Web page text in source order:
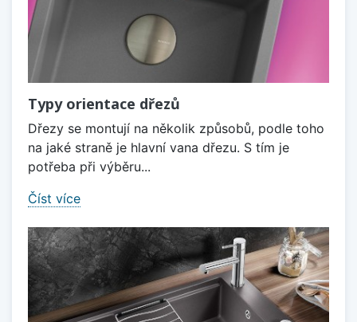
Typy orientace dřezů
Dřezy se montují na několik způsobů, podle toho
na jaké straně je hlavní vana dřezu. S tím je
potřeba při výběru...
Číst více